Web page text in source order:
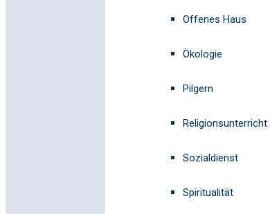
Offenes Haus
Ökologie
Pilgern
Religionsunterricht
Sozialdienst
Spiritualität